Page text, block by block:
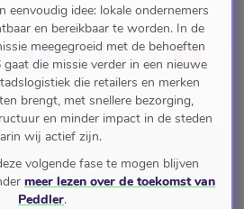
eenvoudig idee: lokale ondernemers
en bereikbaar te worden. In de
meegegroeid met de behoeften
die missie verder in een nieuwe
die retailers en merken
brengt, met snellere bezorging,
en minder impact in de steden
wij actief zijn.
volgende fase te mogen blijven
meer lezen over de toekomst van
Peddler.